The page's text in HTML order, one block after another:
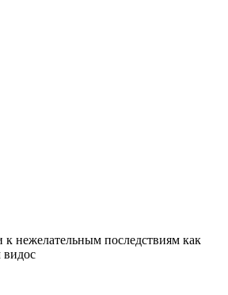
к нежелательным последствиям как
видос